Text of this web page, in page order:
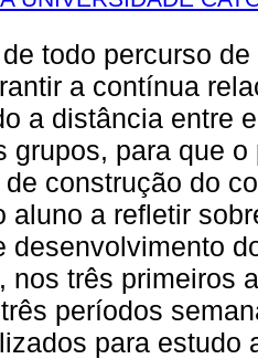
todo percurso
a contínua
a distância entre
grupos, para que
construção do
aluno a refletir
desenvolvimento
nos três primeiros
períodos
para estudo